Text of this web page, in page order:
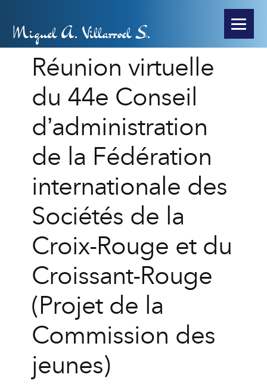
Miguel A. Villarroel S.
Réunion virtuelle
du 44e Conseil
d’administration
de la Fédération
internationale des
Sociétés de la
Croix-Rouge et du
Croissant-Rouge
(Projet de la
Commission des
jeunes)